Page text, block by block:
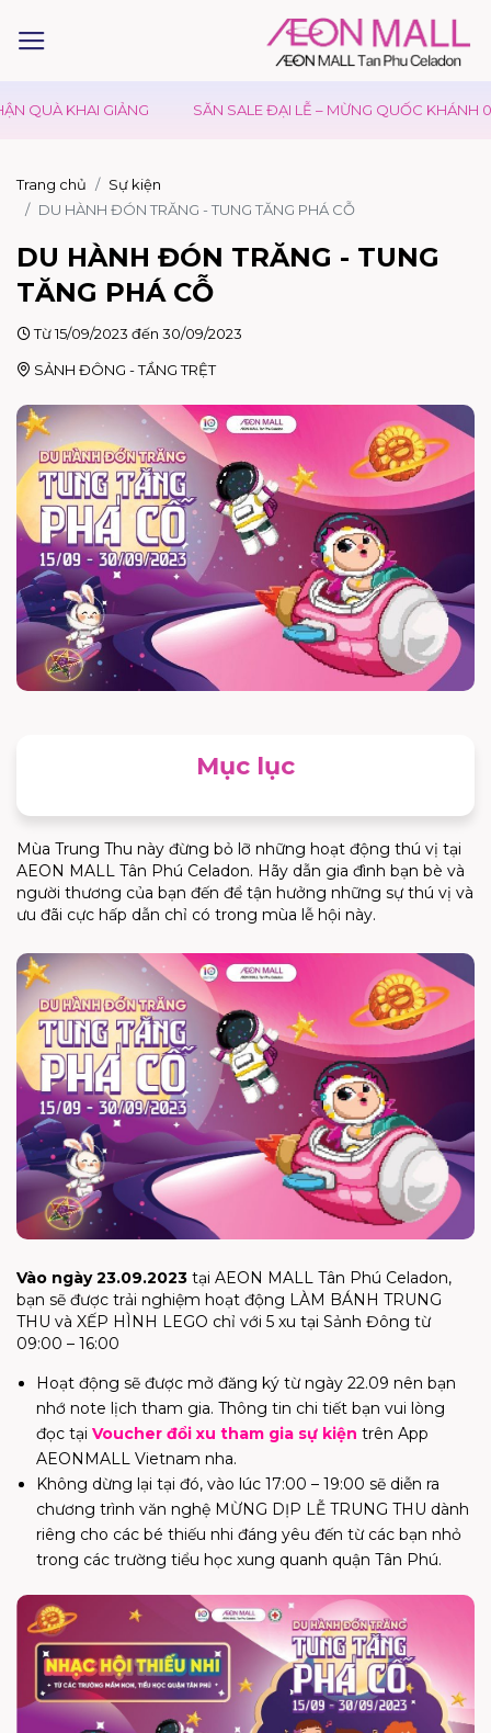
KHAI GIẢNG SĂN SALE ĐẠI LỄ – MỪNG QUỐC KHÁNH 02/09
Trang chủ
Sự kiện
DU HÀNH ĐÓN TRĂNG - TUNG TĂNG PHÁ CỖ
DU HÀNH ĐÓN TRĂNG - TUNG
TĂNG PHÁ CỖ
Từ 15/09/2023 đến 30/09/2023
SẢNH ĐÔNG - TẦNG TRỆT
Mục lục
Mùa Trung Thu này đừng bỏ lỡ những hoạt động thú vị tại
AEON MALL Tân Phú Celadon. Hãy dẫn gia đình bạn bè và
người thương của bạn đến để tận hưởng những sự thú vị và
ưu đãi cực hấp dẫn chỉ có trong mùa lễ hội này.
Vào ngày 23.09.2023 tại AEON MALL Tân Phú Celadon,
bạn sẽ được trải nghiệm hoạt động LÀM BÁNH TRUNG
THU và XẾP HÌNH LEGO chỉ với 5 xu tại Sảnh Đông từ
09:00 – 16:00
Hoạt động sẽ được mở đăng ký từ ngày 22.09 nên bạn
nhớ note lịch tham gia. Thông tin chi tiết bạn vui lòng
đọc tại Voucher đổi xu tham gia sự kiện trên App
AEONMALL Vietnam nha.
Không dừng lại tại đó, vào lúc 17:00 – 19:00 sẽ diễn ra
chương trình văn nghệ MỪNG DỊP LỄ TRUNG THU dành
riêng cho các bé thiếu nhi đáng yêu đến từ các bạn nhỏ
trong các trường tiểu học xung quanh quận Tân Phú.